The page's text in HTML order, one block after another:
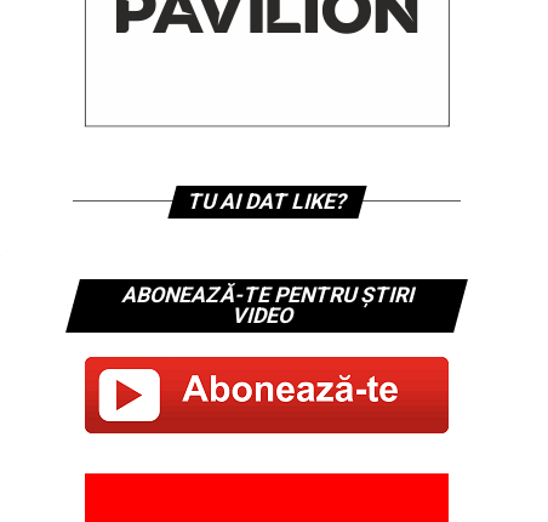
TU AI DAT LIKE?
ABONEAZĂ-TE PENTRU ȘTIRI
VIDEO